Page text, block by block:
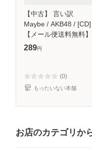
【中古】 言い訳
Maybe / AKB48 / [CD]
【メール便送料無料】
289円
(0)
もったいない本舗
お店のカテゴリか